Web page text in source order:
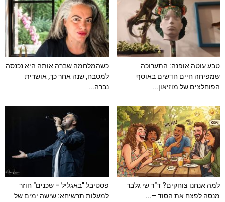
טבע עוטה אופנה: התערוכה
שמפיחה חיים חדשים באוסף
הפוחלצים של מוזיאון...
כשהמלחמה שברה אותה היא נכנסה
למטבח, שנה אחר כך, אושרית
נברה...
למה אנחנו צוחקים? ד"ר שי גלבר
מנסה לפצח את הסוד –...
פסטיבל "באגליל – שכנים" חוזר
למעלות תרשיחא: שישה ימים של